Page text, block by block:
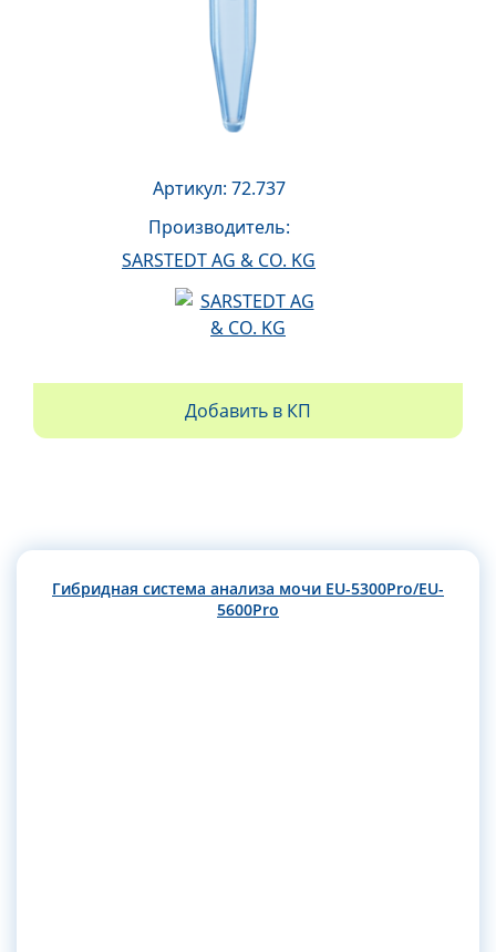
Артикул: 72.737
Производитель:
SARSTEDT AG & CO. KG
Добавить в КП
Гибридная система анализа мочи EU-5300Pro/EU-
5600Pro